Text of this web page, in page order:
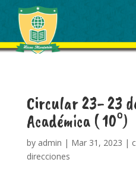
Circular 23- 23
Académica ( 10°)
by admin | Mar 31, 2023 |
direcciones